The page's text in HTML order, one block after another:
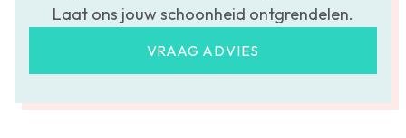
Laat ons jouw schoonheid ontgrendelen.
VRAAG ADVIES